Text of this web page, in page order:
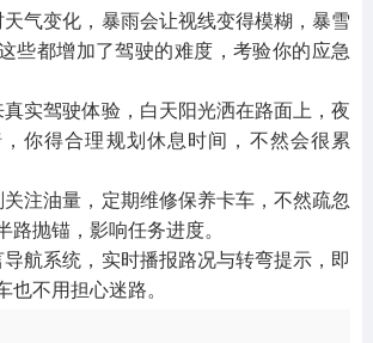
气变化，暴雨会让视线变得模糊，暴雪
些都增加了驾驶的难度，考验你的应急
实驾驶体验，白天阳光洒在路面上，夜
你得合理规划休息时间，不然会很累
注油量，定期维修保养卡车，不然疏忽
抛锚，影响任务进度。
航系统，实时播报路况与转弯提示，即
不用担心迷路。